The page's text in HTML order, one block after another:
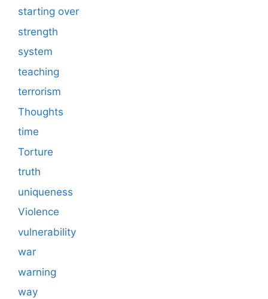
starting over
strength
system
teaching
terrorism
Thoughts
time
Torture
truth
uniqueness
Violence
vulnerability
war
warning
way